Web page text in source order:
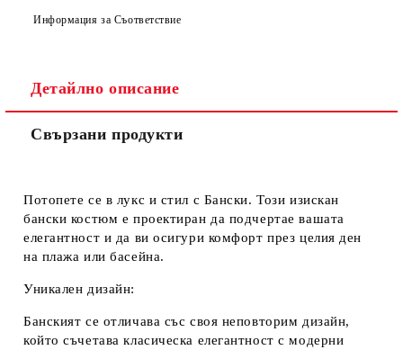
Информация за Съответствие
Детайлно описание
Свързани продукти
Потопете се в лукс и стил с Бански.Този изискан
бански костюм е проектиран да подчертае вашата
елегантност и да ви осигури комфорт през целия ден
на плажа или басейна.
Уникален дизайн:
Банският се отличава със своя неповторим дизайн,
който съчетава класическа елегантност с модерни